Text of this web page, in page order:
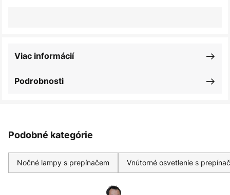
Podrobnosti
Viac informácií
Podobné kategórie
Nočné lampy s prepínačem Vnútorné osvetlenie s